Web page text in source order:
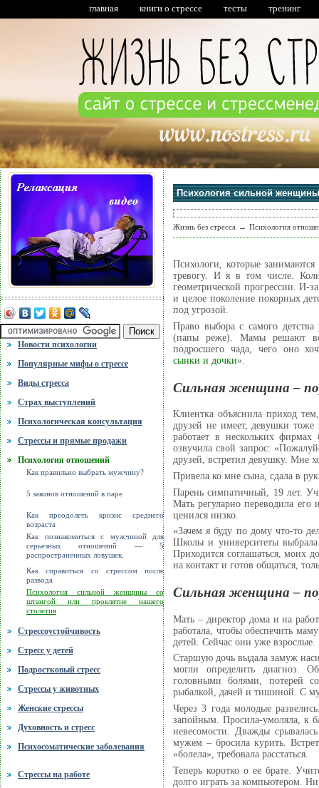
главная книги о стрессе тесты тренинг
Новости психологии
Популярные мифы о стрессе
Виды стресса
Cтрах выступлений
Психологическая консультация
Стрессы и прямые продажи
Психология отношений
Как правильно выбрать мужчину?
5 законов отношений в паре
Как преодолеть кризис среднего
возраста
Как познакомиться с мужчиной для
серьезных отношений — 5
распространенных ловушек.
Как справиться со стрессом после
развода
Психология сильной женщины со
штангой или проклятие нашего
столетия
Стрессоустойчивость
Стресс у детей
Подростковый стресс
Стрессы у животных
Женские стрессы
Духовность и стресс
Психосоматические заболевания
Стрессы на работе
Психология сильной
Жизнь без стресса → Психология
Психологи, которые
тревогу. И я в том числе.
геометрической прогрессии. И-
и целое поколение покорных
под угрозой.
Право выбора с самого
(папы реже). Мамы решают
подросшего чада, чего оно
сынки и дочки».
Сильная женщина –
Клиентка объяснила приход
друзей не имеет, девушки тоже
работает в нескольких фирмах
озвучила свой запрос:
друзей, встретил девушку. Мне
Привела ко мне сына, сдала в
Парень симпатичный, 19 лет.
Мать регуларно переводила
ценился низко.
«Зачем я буду по дому что-то
Школы и университеты
Приходится соглашаться, моих
на контакт и готов общаться,
Сильная женщина –
Мать – директор дома и на
работала, чтобы обеспечить
детей. Сейчас они уже
Старшую дочь выдала замуж
могли определить диагноз.
головными болями, потерей
рыбалкой, дачей и тишиной. С
Через 3 года молодые
запойным. Просила-умоляла, к
невесомости. Дважды
мужем – бросила курить.
«болела», требовала расстаться.
Теперь коротко о ее брате.
долго играть за компьютером.